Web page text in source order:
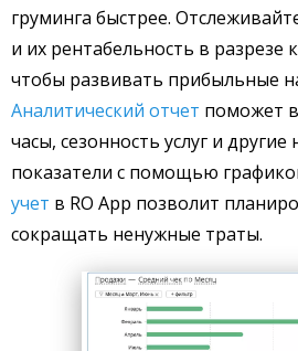
груминга быстрее.
и их рентабельность в разрезе
чтобы развивать прибыльные
Аналитический отчет поможет
часы, сезонность услуг и
показатели с помощью
учет в RO App позволит
сокращать ненужные траты.